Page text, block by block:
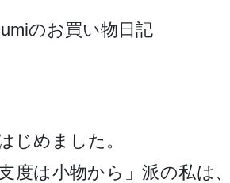
じめました。
支度は小物から」派の私は